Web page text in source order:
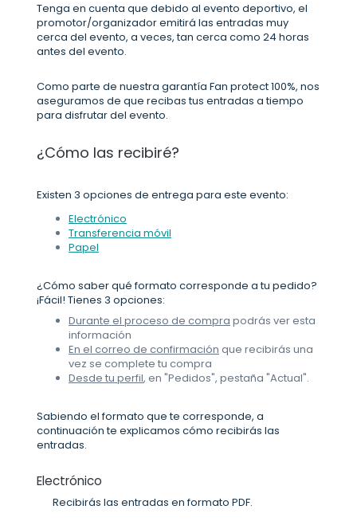
Tenga en cuenta que debido al evento deportivo, el
promotor/organizador emitirá las entradas muy
cerca del evento, a veces, tan cerca como 24 horas
antes del evento.
Como parte de nuestra garantía Fan protect 100%, nos
aseguramos de que recibas tus entradas a tiempo
para disfrutar del evento.
¿Cómo las recibiré?
Existen 3 opciones de entrega para este evento:
Electrónico
Transferencia móvil
Papel
¿Cómo saber qué formato corresponde a tu pedido?
¡Fácil! Tienes 3 opciones:
Durante el proceso de compra podrás ver esta
información
En el correo de confirmación que recibirás una
vez se complete tu compra
Desde tu perfil, en "Pedidos", pestaña "Actual".
Sabiendo el formato que te corresponde, a
continuación te explicamos cómo recibirás las
entradas.
Electrónico
Recibirás las entradas en formato PDF.